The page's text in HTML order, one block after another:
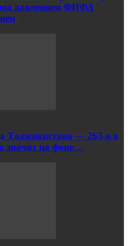
давлением ФИФА
Таджикистана — 263-я в
значит на фоне…